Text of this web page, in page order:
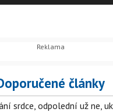
články
srdce, odpolední už ne,